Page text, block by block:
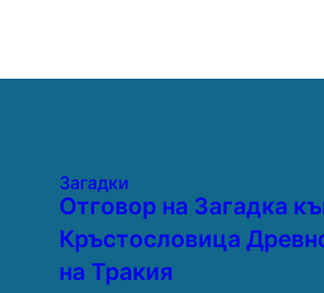
Загадки
Отговор на Загадка
Кръстословица
на Тракия